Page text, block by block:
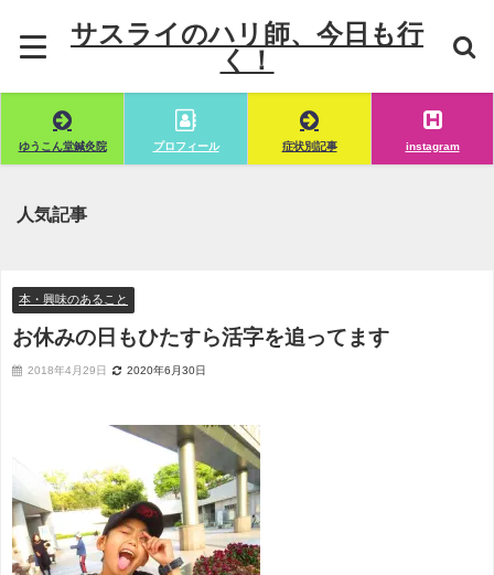
サスライのハリ師、今日も行
く！
ゆうこん堂鍼灸院 プロフィール 症状別記事 instagram
人気記事
本・興味のあること
お休みの日もひたすら活字を追ってます
2018年4月29日 2020年6月30日